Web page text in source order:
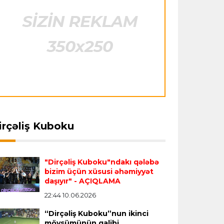
qalibləri müəyyənləşdi
22:23 08.08.2026
MLS-də davam etdirəcək
21:08 08.08.2026
Alvares “Atletiko” rəhbərliyini
keçidinə razı salmaq
Kuboku
"Dirçəliş Kuboku"ndakı qələbə
bizim üçün xüsusi əhəmiyyət
daşıyır" - AÇIQLAMA
22:44 10.06.2026
“Dirçəliş Kuboku”nun ikinci